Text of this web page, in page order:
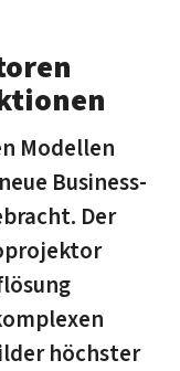
Modellen
Business-
Der
höchster